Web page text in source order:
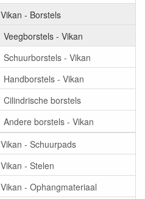
Vikan - Borstels
Veegborstels - Vikan
Schuurborstels - Vikan
Handborstels - Vikan
Cilindrische borstels
Andere borstels - Vikan
Vikan - Schuurpads
Vikan - Stelen
Vikan - Ophangmateriaal